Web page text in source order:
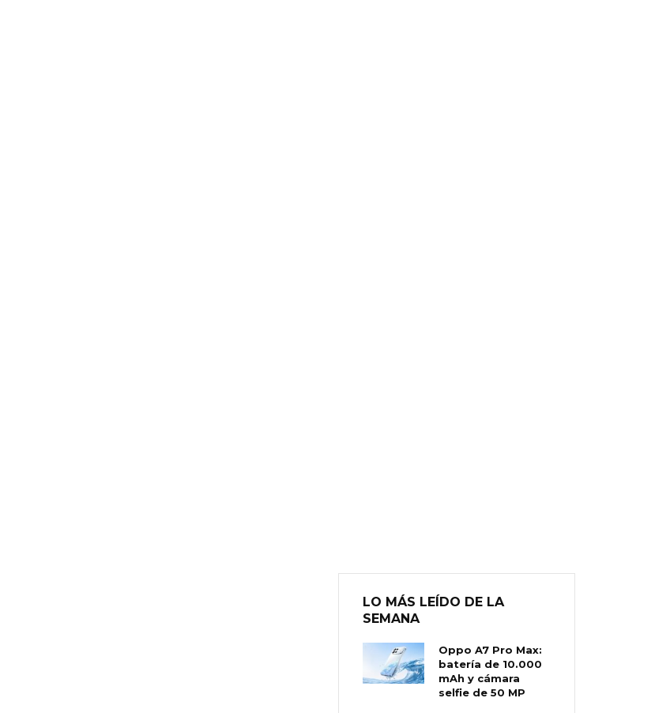
LO MÁS LEÍDO DE LA
SEMANA
Oppo A7 Pro Max:
batería de 10.000
mAh y cámara
selfie de 50 MP